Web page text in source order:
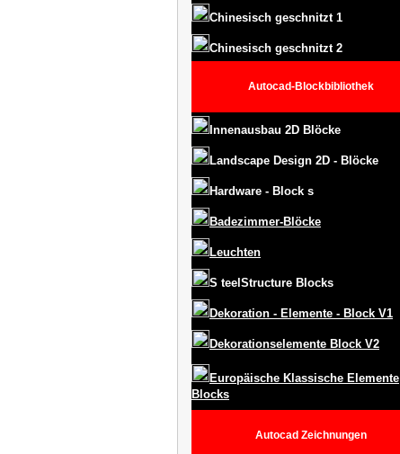
Chinesisch geschnitzt 1
Chinesisch geschnitzt 2
Autocad-Blockbibliothek
Innenausbau 2D Blöcke
Landscape Design 2D - Blöcke
Hardware - Block s
Badezimmer-Blöcke
Leuchten
S teel Structure Blocks
Dekoration - Elemente - Block V1
Dekorationselemente Block V2
Europäische Klassische Elemente
Blocks
Autocad Zeichnungen